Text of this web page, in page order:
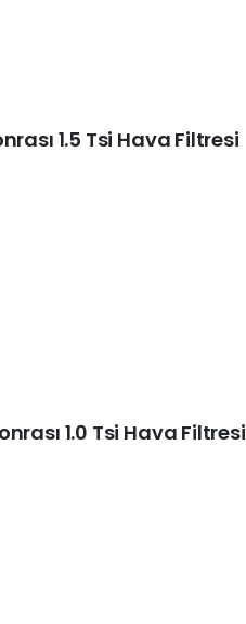
1.5 Tsi Hava Filtresi
1.0 Tsi Hava Filtresi